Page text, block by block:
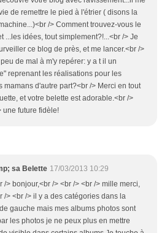
de remettre le pied à l'étrier ( disons la
/> Comment trouvez-vous le
...les idées, tout simplement?!...<br /> Je
ce blog de près, et me lancer.<br />
de mal à m'y repérer: y a t il un
reprenant les réalisations pour les
mamans d'autre part?<br /> Merci en tout
et votre belette est adorable.<br />
une future fidèle!
sa Belette 17/03/2013 10:29
/> bonjour,<br /> <br /> <br /> mille merci,
/> <br /> il y a des catégories dans la
gauche mais mes albums photos sont
les photos je ne peux plus en mettre